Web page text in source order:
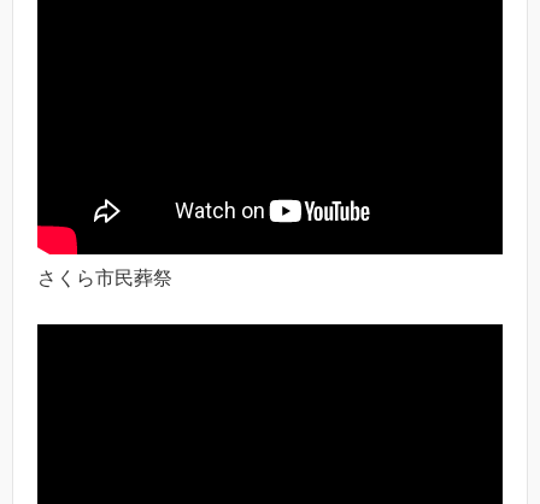
さくら市民葬祭